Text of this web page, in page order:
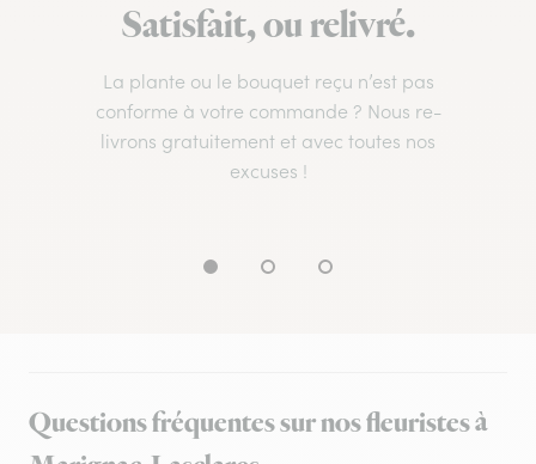
Satisfait, ou relivré.
La plante ou le bouquet reçu n’est pas
conforme à votre commande ? Nous re-
livrons gratuitement et avec toutes nos
excuses !
Questions fréquentes sur nos fleuristes à